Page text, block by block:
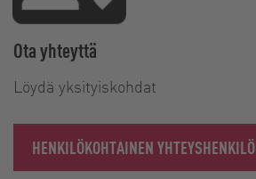
Ota yhteyttä
Löydä yksityiskohdat
HENKILÖKOHTAINEN YHTEYSHENKILÖ